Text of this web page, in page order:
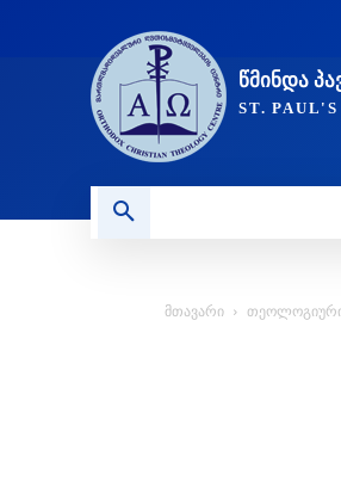
ᲬᲛᲘᲜᲓᲐ
ST.
მთავარი